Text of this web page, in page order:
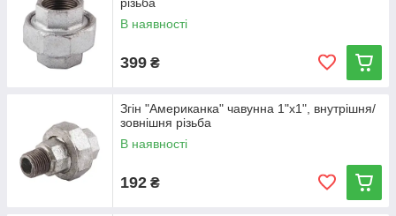
В наявності
399 ₴
Згін "Американка" чавунна 1"х1", внутрішня/
зовнішня різьба
В наявності
192 ₴